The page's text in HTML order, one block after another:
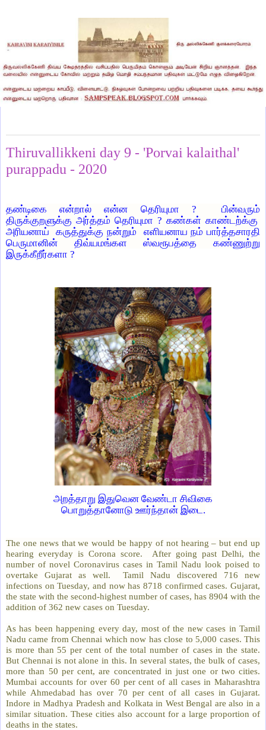
Thiruvallikkeni day 9 - 'Porvai kalaithal'
purappadu - 2020
தண்டிகை என்றால் என்ன தெரியுமா ? பின்வரும்
திருக்குறளுக்கு அர்த்தம் தெரியுமா ? கண்கள் காண்டற்க்கு
அரியனாய் கருத்துக்கு நன்றும் எளியனாய நம் பார்த்தசாரதி
பெருமானின் திவ்யமங்கள ஸ்வரூபத்தை கண்ணுற்று
இருக்கீறீர்களா ?
அறத்தாறு இதுவென வேண்டா சிவிகை
பொறுத்தானோடு ஊர்ந்தான் இடை.
The one news that we would be happy of not hearing – but end up
hearing everyday is Corona score.
After going past Delhi, the
number of novel Coronavirus cases in Tamil Nadu look poised to
overtake Gujarat as well.
Tamil Nadu discovered 716 new
infections on Tuesday, and now has 8718 confirmed cases. Gujarat,
the state with the second-highest number of cases, has 8904 with the
addition of 362 new cases on Tuesday.
As has been happening every day, most of the new cases in Tamil
Nadu came from Chennai which now has close to 5,000 cases. This
is more than 55 per cent of the total number of cases in the state.
But Chennai is not alone in this. In several states, the bulk of cases,
more than 50 per cent, are concentrated in just one or two cities.
Mumbai accounts for over 60 per cent of all cases in Maharashtra
while Ahmedabad has over 70 per cent of all cases in Gujarat.
Indore in Madhya Pradesh and Kolkata in West Bengal are also in a
similar situation. These cities also account for a large proportion of
deaths in the states.